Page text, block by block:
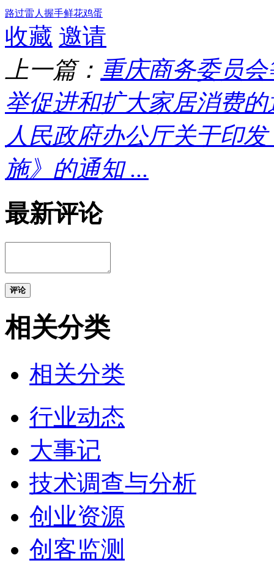
路过雷人 握手鲜花鸡蛋
收藏 邀请
上一篇： 重庆商务委员
举促进和扩大家居消费的
人民政府办公厅关于印
施》的通知 ...
最新评论
评论
相关分类
相关分类
行业动态
大事记
技术调查与分析
创业资源
创客监测